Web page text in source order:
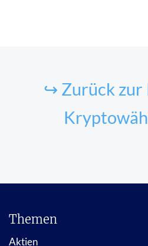
↪ Zurück zur
Themen
Aktien